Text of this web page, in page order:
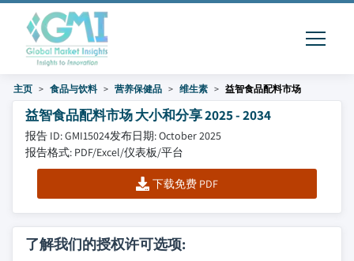
主页 食品与饮料 营养保健品 维生素 益智食品配料市场
益智食品配料市场 大小和分享 2025 - 2034
报告 ID: GMI15024发布日期: October 2025
报告格式: PDF/Excel/仪表板/平台
下载免费 PDF
了解我们的授权许可选项: